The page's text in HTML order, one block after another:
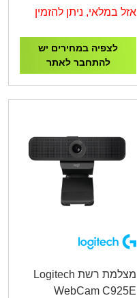
אזל במלאי, ניתן להזמין
לצפיה במחירים יש
להתחבר לאתר
מצלמת רשת Logitech
WebCam C925E